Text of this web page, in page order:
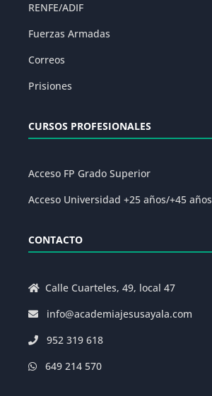
RENFE/ADIF
Fuerzas Armadas
Correos
Prisiones
CURSOS PROFESIONALES
Acceso FP Grado Superior
Acceso Universidad +25 años/+45 años
CONTACTO
Calle Cuarteles, 49, local 47
info@academiajesusayala.com
952 319 618
649 214 570